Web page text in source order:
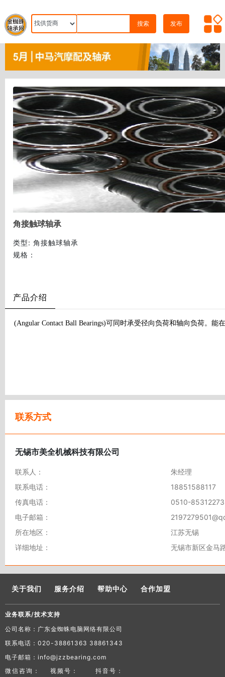
搜索 发布
角接触球轴承
类型: 角接触球轴承
规格 ：
产品介绍
(Angular Contact Ball Bearings)可同时承受径向负荷和轴向负荷。
联系方式
无锡市美全机械科技有限公司
联系人：
朱经理
联系电话：
18851588117
传真电话：
0510-85312273
电子邮箱：
所在地区：
江苏无锡
详细地址：
无锡市新区金马
关于我们 服务介绍 帮助中心 合作加盟
业务联系/技术支持
公司名称：广东金蜘蛛电脑网络有限公司
联系电话：020-38861363 38861343
电子邮箱：info@jzzbearing.com
微信咨询：
视频号： 抖音号：